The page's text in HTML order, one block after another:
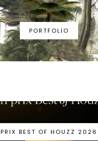
PORTFOLIO
PRIX BEST OF HOUZZ 2026